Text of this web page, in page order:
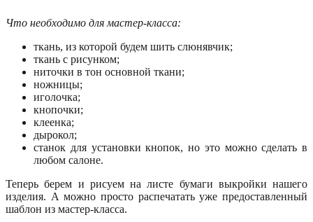
Что необходимо для мастер-класса:
ткань, из которой будем шить слюнявчик;
ткань с рисунком;
ниточки в тон основной ткани;
ножницы;
иголочка;
кнопочки;
клеенка;
дырокол;
станок для установки кнопок, но это можно сделать в
любом салоне.
Теперь берем и рисуем на листе бумаги выкройки нашего
изделия. А можно просто распечатать уже предоставленный
шаблон из мастер-класса.